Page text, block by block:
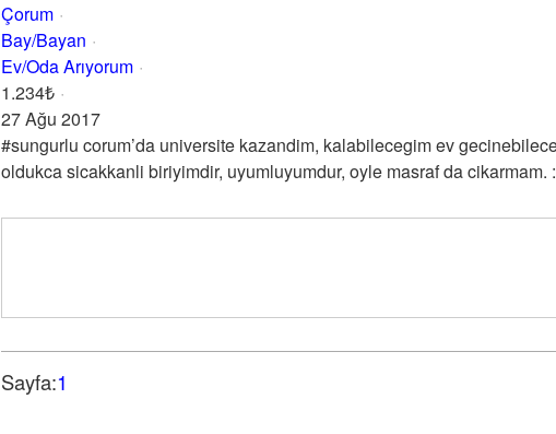
Çorum
Bay/Bayan
Ev/Oda Arıyorum
1.234₺
27 Ağu 2017
#sungurlu corum’da universite kazandim, kalabilecegim ev
oldukca sicakkanli biriyimdir, uyumluyumdur, oyle masraf da cikarmam.
Sayfa:1